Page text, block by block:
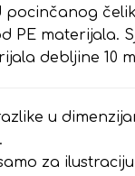
pocinčanog
PE materijala.
debljine 10
u
za